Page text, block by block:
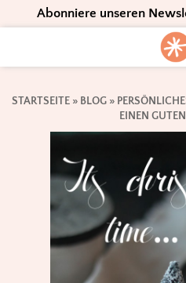
to
navigation
to
content
to
Abonniere unseren
STARTSEITE» BLOG»
EINEN